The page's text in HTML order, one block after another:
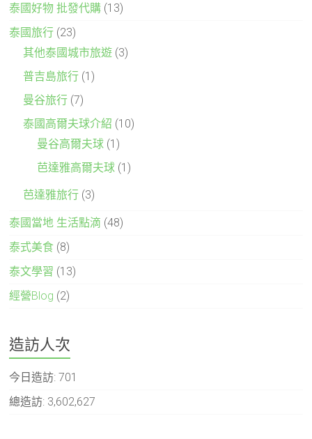
泰國好物 批發代購 (13)
泰國旅行 (23)
其他泰國城市旅遊 (3)
普吉島旅行 (1)
曼谷旅行 (7)
泰國高爾夫球介紹 (10)
曼谷高爾夫球 (1)
芭達雅高爾夫球 (1)
芭達雅旅行 (3)
泰國當地 生活點滴 (48)
泰式美食 (8)
泰文學習 (13)
經營Blog (2)
造訪人次
今日造訪:701
總造訪: 3,602,627